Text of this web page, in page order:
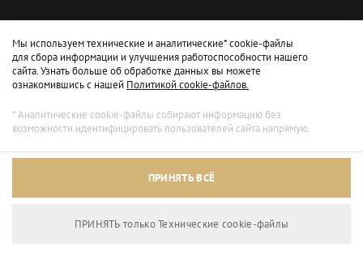
Архивный режим
Мы используем технические и аналитические* cookie-файлы
для сбора информации и улучшения работоспособности нашего
сайта. Узнать больше об обработке данных вы можете
ознакомившись с нашей Политикой cookie-файлов.
* Аналитические cookie-файлы собирают информацию без
возможности идентифицировать пользователей сайта напрямую.
ПРИНЯТЬ ВСЁ
ПРИНЯТЬ только Технические сookie-файлы